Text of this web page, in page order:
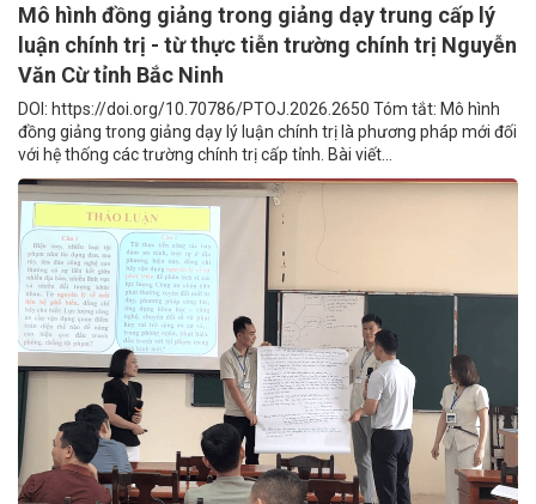
Mô hình đồng giảng trong giảng dạy trung cấp lý
luận chính trị - từ thực tiễn trường chính trị Nguyễn
Văn Cừ tỉnh Bắc Ninh
DOI: https://doi.org/10.70786/PTOJ.2026.2650 Tóm tắt: Mô hình
đồng giảng trong giảng dạy lý luận chính trị là phương pháp mới đối
với hệ thống các trường chính trị cấp tỉnh. Bài viết...